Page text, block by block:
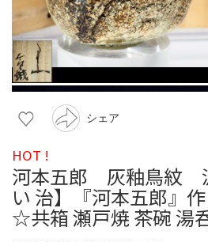
シェア
HOT !
河本五郎 灰釉鳥紋
い 治】『河本五郎』
☆共箱 瀬戸焼 茶碗 湯